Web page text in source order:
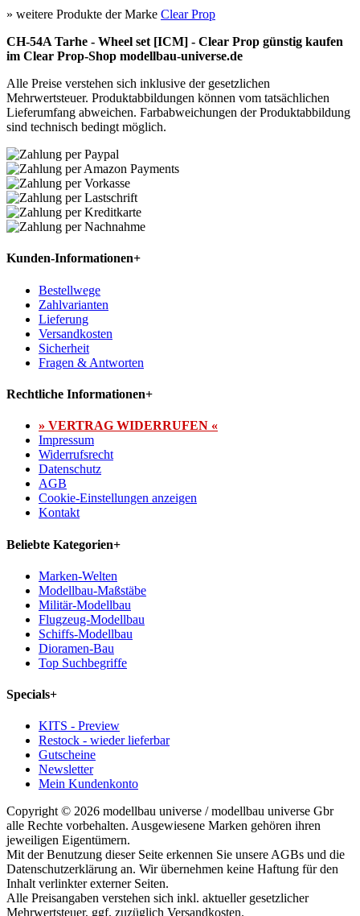
» weitere Produkte der Marke Clear Prop
CH-54A Tarhe - Wheel set [ICM] - Clear Prop günstig kaufen
im Clear Prop-Shop modellbau-universe.de
Alle Preise verstehen sich inklusive der gesetzlichen
Mehrwertsteuer. Produktabbildungen können vom tatsächlichen
Lieferumfang abweichen. Farbabweichungen der Produktabbildung
sind technisch bedingt möglich.
Kunden-Informationen+
Bestellwege
Zahlvarianten
Lieferung
Versandkosten
Sicherheit
Fragen & Antworten
Rechtliche Informationen+
» VERTRAG WIDERRUFEN «
Impressum
Widerrufsrecht
Datenschutz
AGB
Cookie-Einstellungen anzeigen
Kontakt
Beliebte Kategorien+
Marken-Welten
Modellbau-Maßstäbe
Militär-Modellbau
Flugzeug-Modellbau
Schiffs-Modellbau
Dioramen-Bau
Top Suchbegriffe
Specials+
KITS - Preview
Restock - wieder lieferbar
Gutscheine
Newsletter
Mein Kundenkonto
Copyright © 2026 modellbau universe / modellbau universe Gbr
alle Rechte vorbehalten. Ausgewiesene Marken gehören ihren
jeweiligen Eigentümern.
Mit der Benutzung dieser Seite erkennen Sie unsere AGBs und die
Datenschutzerklärung an. Wir übernehmen keine Haftung für den
Inhalt verlinkter externer Seiten.
Alle Preisangaben verstehen sich inkl. aktueller gesetzlicher
Mehrwertsteuer, ggf. zuzüglich Versandkosten.